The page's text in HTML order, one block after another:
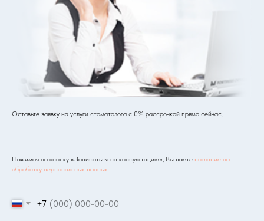
Оставьте заявку на услуги стоматолога с 0% рассрочкой прямо сейчас.
Нажимая на кнопку «Записаться на консультацию», Вы даете согласие на
обработку персональных данных
+7